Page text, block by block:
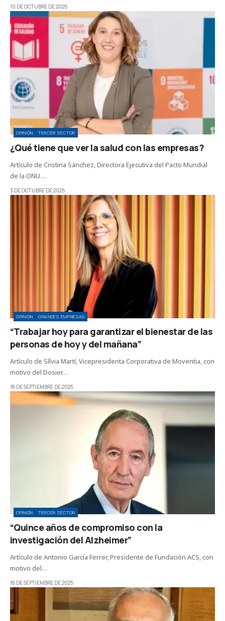
10 DE OCTUBRE DE 2025
OPINIÓN TERCER SECTOR
¿Qué tiene que ver la salud con las empresas?
Artículo de Cristina Sánchez, Directora Ejecutiva del Pacto Mundial
de la ONU…
3 DE OCTUBRE DE 2025
OPINIÓN GRANDES EMPRESAS
“Trabajar hoy para garantizar el bienestar de las
personas de hoy y del mañana”
Artículo de Sílvia Martí, Vicepresidenta Corporativa de Moventia, con
motivo del Dosier…
18 DE SEPTIEMBRE DE 2025
OPINIÓN TERCER SECTOR
“Quince años de compromiso con la
investigación del Alzheimer”
Artículo de Antonio García Ferrer, Presidente de Fundación ACS, con
motivo del…
18 DE SEPTIEMBRE DE 2025